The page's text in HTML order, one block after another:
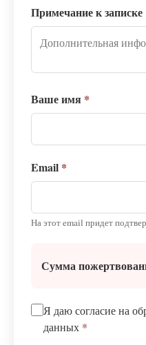
Примечание к записке
Ваше имя *
Email *
На этот email придет
Сумма
Я даю согласие на
данных *